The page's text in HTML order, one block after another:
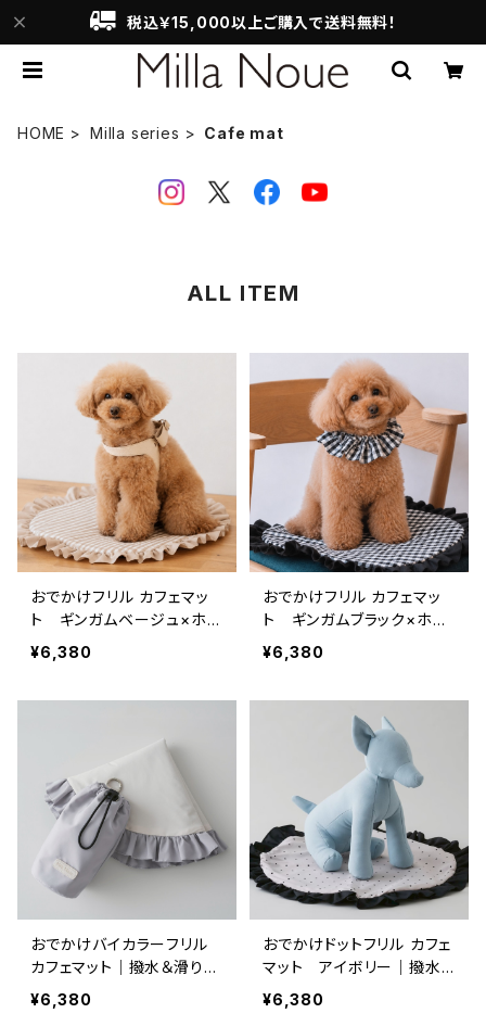
税込￥15,000以上ご購入で送料無料！
HOME Milla series Cafe mat
ALL ITEM
おでかけフリル カフェマッ
ト ギンガムベージュ×ホワ
イト｜撥水＆滑り止め(ポー
チ付き）
¥6,380
おでかけフリル カフェマッ
ト ギンガムブラック×ホワ
イト｜撥水＆滑り止め(ポー
チ付き）
¥6,380
おでかけバイカラーフリル
カフェマット｜撥水＆滑り止
め(ポーチ付き）
¥6,380
おでかけドットフリル カフェ
マット アイボリー｜撥水＆
滑り止め(ポーチ付き）
¥6,380